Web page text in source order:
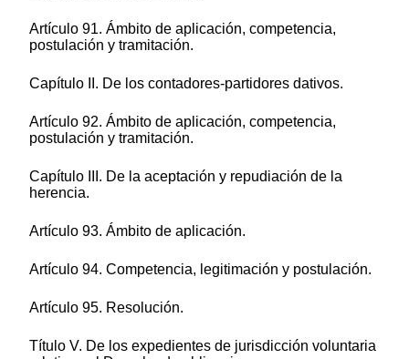
Artículo 91. Ámbito de aplicación, competencia,
postulación y tramitación.
Capítulo II. De los contadores-partidores dativos.
Artículo 92. Ámbito de aplicación, competencia,
postulación y tramitación.
Capítulo III. De la aceptación y repudiación de la
herencia.
Artículo 93. Ámbito de aplicación.
Artículo 94. Competencia, legitimación y postulación.
Artículo 95. Resolución.
Título V. De los expedientes de jurisdicción voluntaria